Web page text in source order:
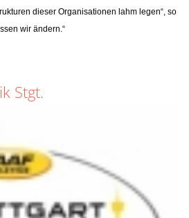
dieser Organisationen lahm legen“, so
wir ändern.“
Stgt.